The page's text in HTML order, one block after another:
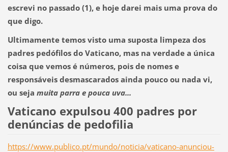
escrevi no passado (1), e hoje darei mais uma prova do
que digo.
Ultimamente temos visto uma suposta limpeza dos
padres pedófilos do Vaticano, mas na verdade a única
coisa que vemos é números, pois de nomes e
responsáveis desmascarados ainda pouco ou nada vi,
ou seja muita parra e pouca uva...
Vaticano expulsou 400 padres por
denúncias de pedofilia
https://www.publico.pt/mundo/noticia/vaticano-anunciou-